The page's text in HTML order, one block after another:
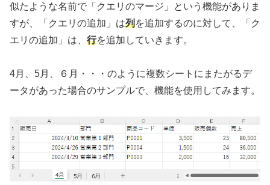
似たような名前で「クエリのマージ」という機能がありま
すが、「クエリの追加」は列を追加するのに対して、「ク
エリの追加」は、 行を追加していきます。
4月、5月、６月・・・のように複数シートにまたがるデ
ータがあった場合のサンプルで、機能を使用してみます。